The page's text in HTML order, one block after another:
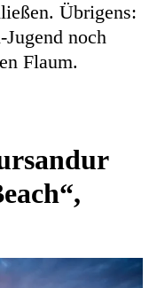
Übrigens:
noch
Flaum.